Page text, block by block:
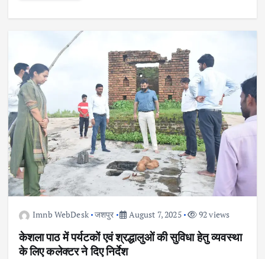
Imnb WebDesk जशपुर August 7, 2025 92 views
केशला पाठ में पर्यटकों एवं श्रद्धालुओं की सुविधा हेतु व्यवस्था
के लिए कलेक्टर ने दिए निर्देश